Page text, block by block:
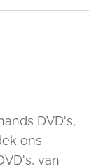
DVD's,
ons
van